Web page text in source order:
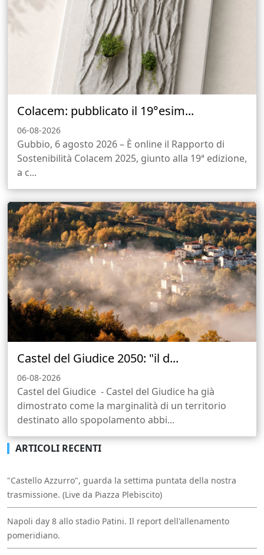
Colacem: pubblicato il 19°esim...
06-08-2026
Gubbio, 6 agosto 2026 – È online il Rapporto di
Sostenibilità Colacem 2025, giunto alla 19ª edizione,
a c...
Castel del Giudice 2050: "il d...
06-08-2026
Castel del Giudice - Castel del Giudice ha già
dimostrato come la marginalità di un territorio
destinato allo spopolamento abbi...
ARTICOLI RECENTI
"Castello Azzurro", guarda la settima puntata della nostra
trasmissione. (Live da Piazza Plebiscito)
Napoli day 8 allo stadio Patini. Il report dell'allenamento
pomeridiano.